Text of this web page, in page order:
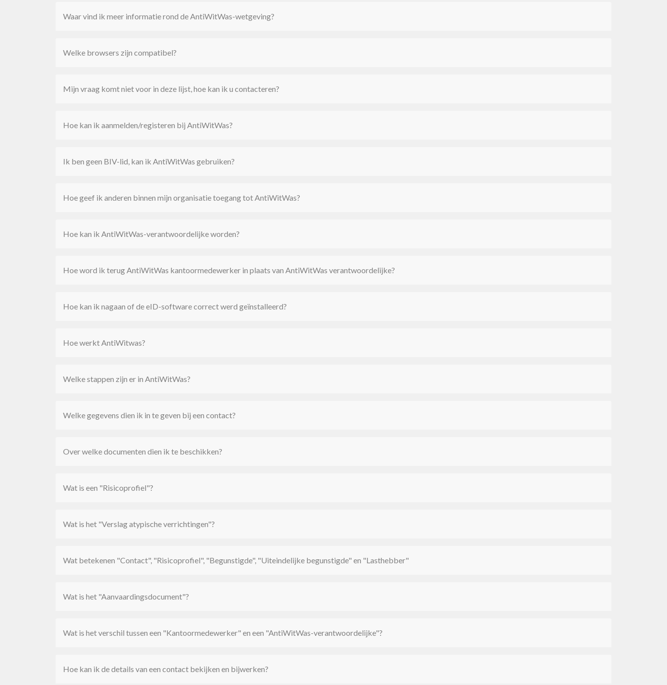
Waar vind ik meer informatie rond de AntiWitWas-wetgeving?
Welke browsers zijn compatibel?
Mijn vraag komt niet voor in deze lijst, hoe kan ik u contacteren?
Hoe kan ik aanmelden/registeren bij AntiWitWas?
Ik ben geen BIV-lid, kan ik AntiWitWas gebruiken?
Hoe geef ik anderen binnen mijn organisatie toegang tot AntiWitWas?
Hoe kan ik AntiWitWas-verantwoordelijke worden?
Hoe word ik terug AntiWitWas kantoormedewerker in plaats van AntiWitWas verantwoordelijke?
Hoe kan ik nagaan of de eID-software correct werd geïnstalleerd?
Hoe werkt AntiWitwas?
Welke stappen zijn er in AntiWitWas?
Welke gegevens dien ik in te geven bij een contact?
Over welke documenten dien ik te beschikken?
Wat is een "Risicoprofiel"?
Wat is het "Verslag atypische verrichtingen"?
Wat betekenen "Contact", "Risicoprofiel", "Begunstigde", "Uiteindelijke begunstigde" en "Lasthebber"
Wat is het "Aanvaardingsdocument"?
Wat is het verschil tussen een "Kantoormedewerker" en een "AntiWitWas-verantwoordelijke"?
Hoe kan ik de details van een contact bekijken en bijwerken?